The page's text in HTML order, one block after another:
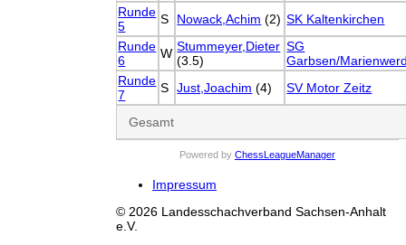
Runde
5
S Nowack,Achim (2) SK Kaltenkirchen
Runde
6
W Stummeyer,Dieter
(3.5)
SG
Garbsen/
Runde
7
S Just,Joachim (4) SV Motor Zeitz
Gesamt
Powered by ChessLeagueManager
Impressum
© 2026 Landesschachverband Sachsen-Anhalt
e.V.